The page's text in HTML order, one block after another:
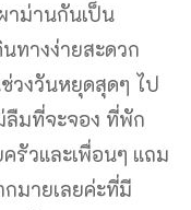
าม่านกันเป็น
ทางง่ายสะดวก
วงวันหยุดสุดๆ ไป
ลืมที่จะจอง ที่พัก
วและเพื่อนๆ แถม
มายเลยค่ะที่มี